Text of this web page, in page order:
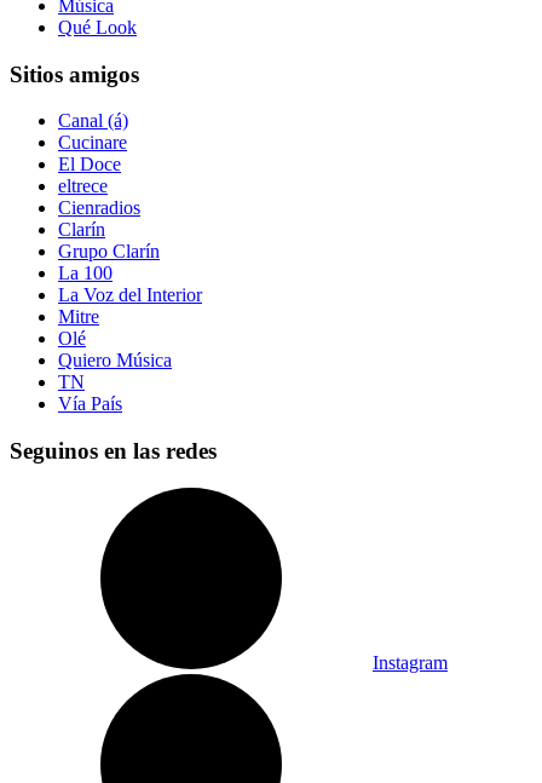
Música
Qué Look
Sitios amigos
Canal (á)
Cucinare
El Doce
eltrece
Cienradios
Clarín
Grupo Clarín
La 100
La Voz del Interior
Mitre
Olé
Quiero Música
TN
Vía País
Seguinos en las redes
Instagram